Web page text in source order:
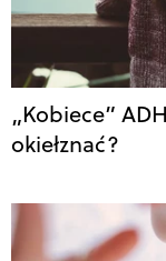
„Kobiece”
okiełznać?